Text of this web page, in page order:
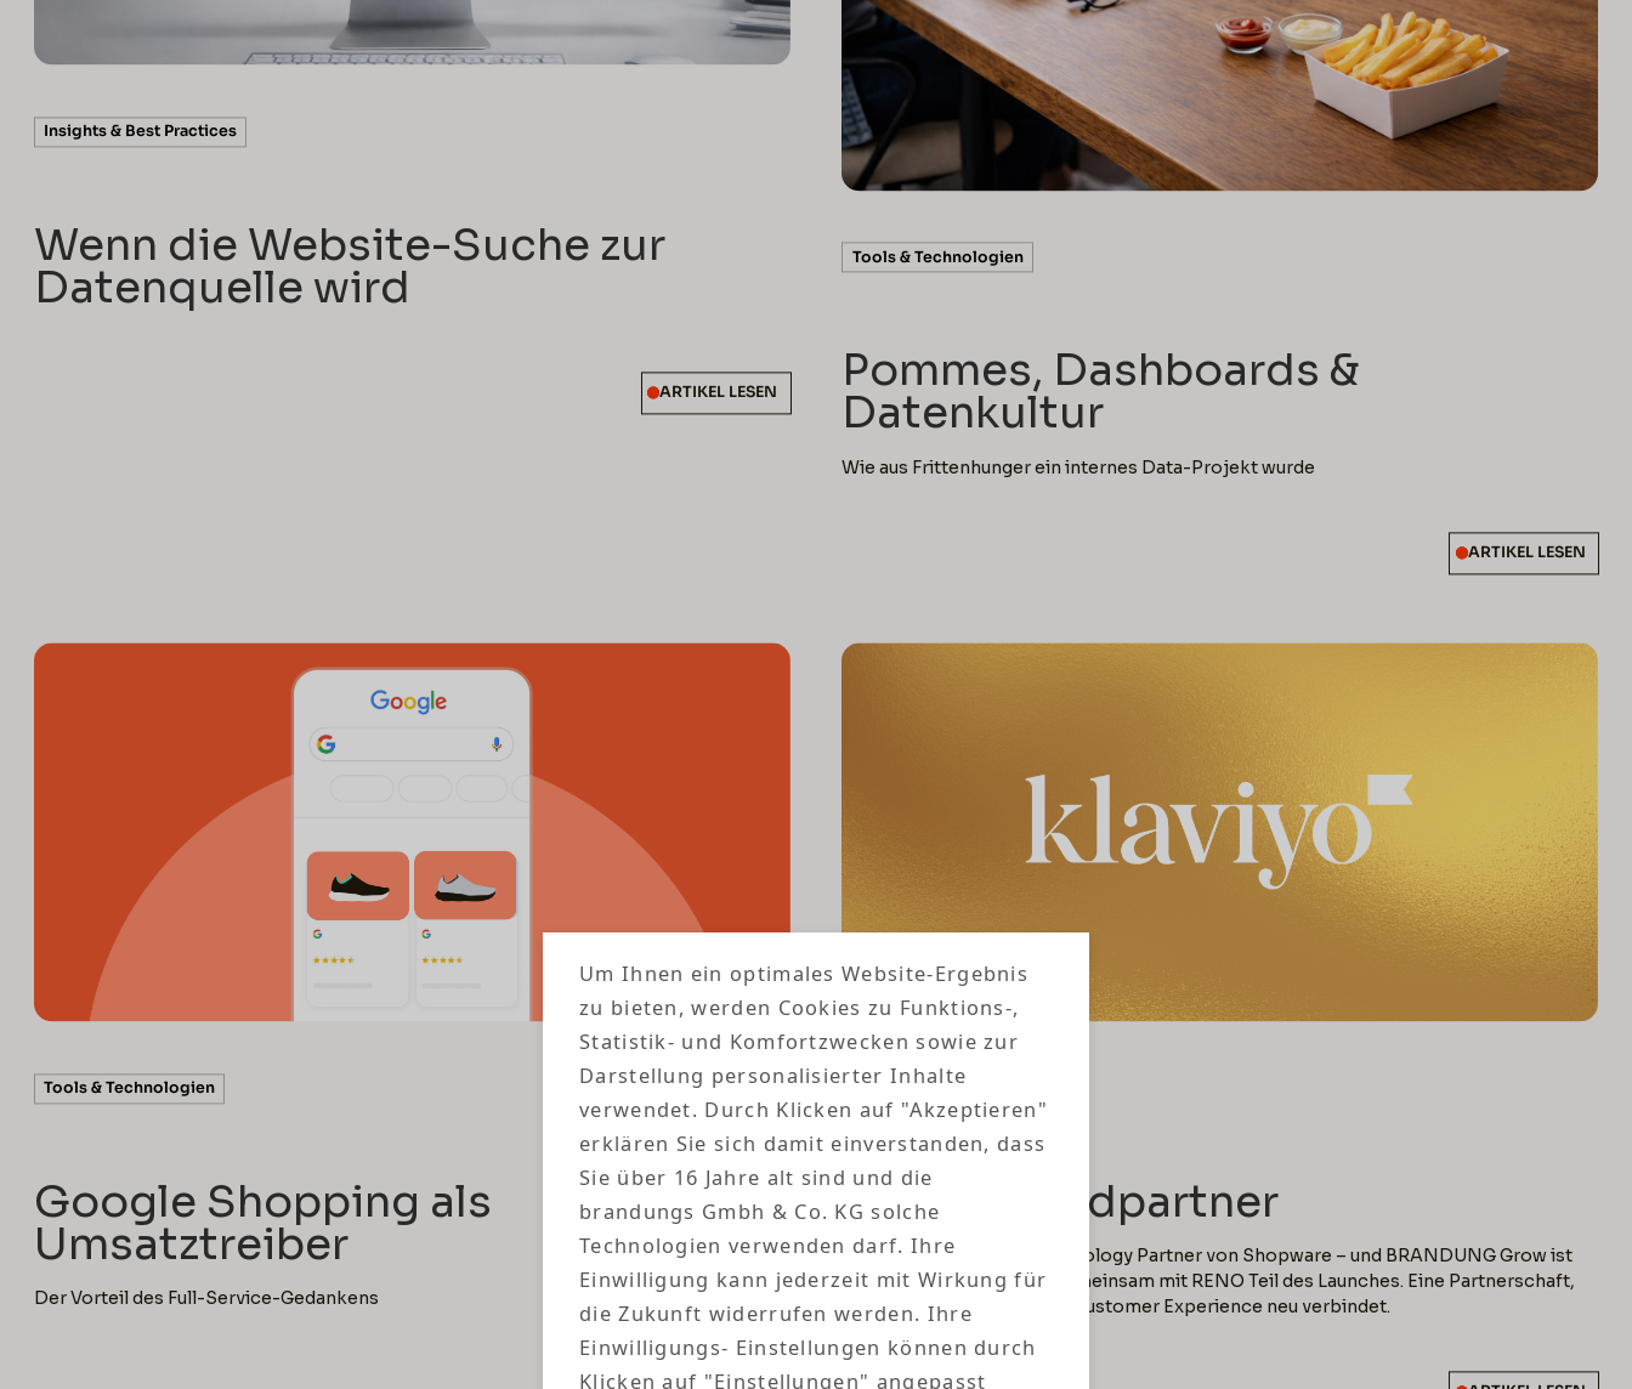
Insights & Best Practices
Wenn die Website-Suche zur
Datenquelle wird
ARTIKEL LESEN
Tools & Technologien
Pommes, Dashboards &
Datenkultur
Wie aus Frittenhunger ein internes Data-Projekt wurde
ARTIKEL LESEN
Tools & Technologien
Google Shopping als
Umsatztreiber
Der Vorteil des Full-Service-Gedankens
ARTIKEL LESEN
Tools & Technologien
Klaviyo Goldpartner
Klaviyo wird Platinum Technology Partner von Shopware – und BRANDUNG Grow ist
mit einer Success Story gemeinsam mit RENO Teil des Launches. Eine Partnerschaft,
die Commerce, Daten und Customer Experience neu verbindet.
Um Ihnen ein optimales Website-Ergebnis
zu bieten, werden Cookies zu Funktions-,
Statistik- und Komfortzwecken sowie zur
Darstellung personalisierter Inhalte
verwendet. Durch Klicken auf "Akzeptieren"
erklären Sie sich damit einverstanden, dass
Sie über 16 Jahre alt sind und die
brandungs Gmbh & Co. KG solche
Technologien verwenden darf. Ihre
Einwilligung kann jederzeit mit Wirkung für
die Zukunft widerrufen werden. Ihre
Einwilligungs- Einstellungen können durch
Klicken auf "Einstellungen" angepasst